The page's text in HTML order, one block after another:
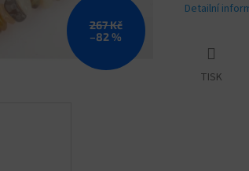
267 Kč
–82 %
Detailní
TISK